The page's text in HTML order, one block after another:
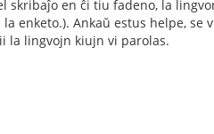
skribaĵo en ĉi tiu fadeno, la
enketo.). Ankaŭ estus helpe, se
la lingvojn kiujn vi parolas.